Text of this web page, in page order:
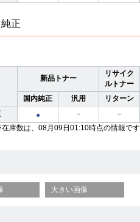
正
新品トナー
リサイク
ルトナー
国内純正
汎用
リターン
● －
－
庫数は、08月09日01:10時点の情報です
大きい画像